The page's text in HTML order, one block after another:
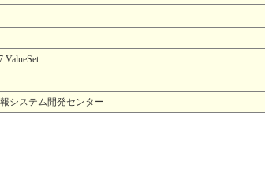
ValueSet
システム開発センター